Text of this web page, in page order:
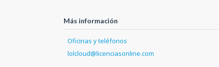
Más información
Oficinas y teléfonos
lolcloud@licenciasonline.com